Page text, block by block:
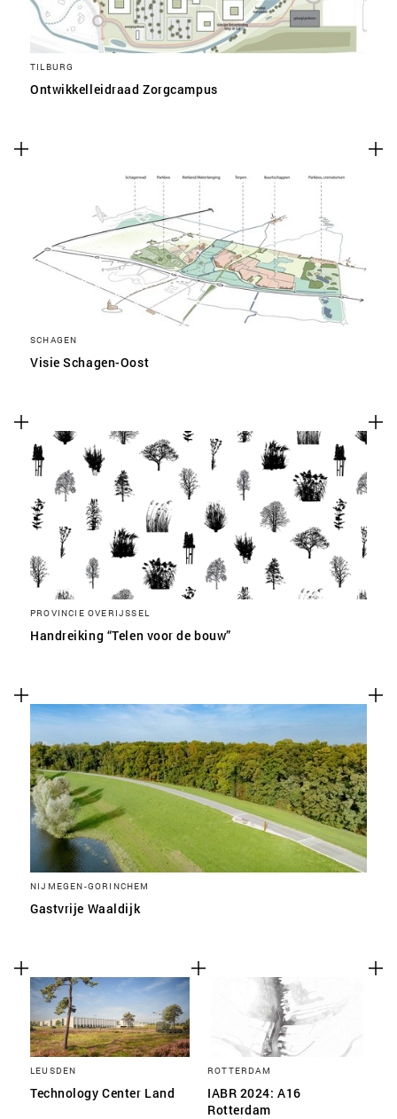
TILBURG
Ontwikkelleidraad Zorgcampus
SCHAGEN
Visie Schagen-Oost
PROVINCIE OVERIJSSEL
Handreiking “Telen voor de bouw”
NIJMEGEN-GORINCHEM
Gastvrije Waaldijk
LEUSDEN
Technology Center Land
ROTTERDAM
IABR 2024: A16
Rotterdam